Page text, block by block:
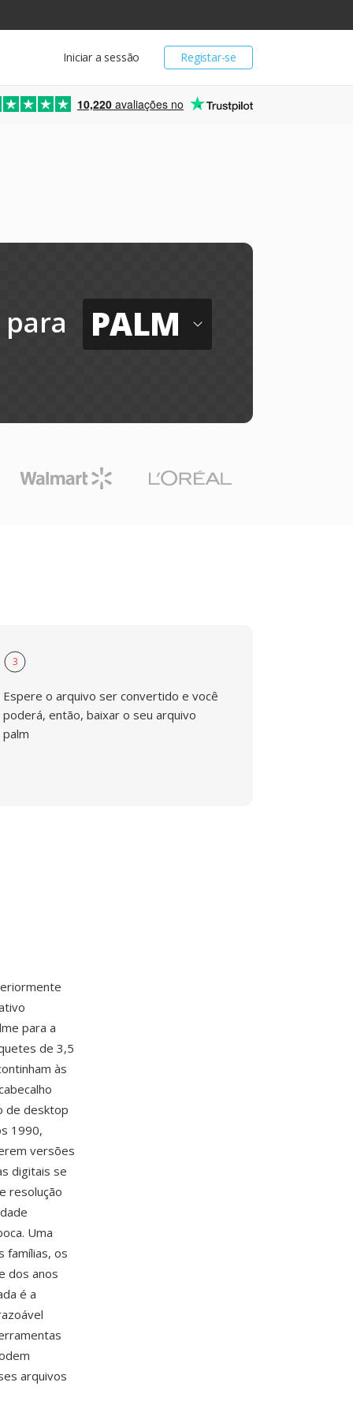
Registar-se
Iniciar a sessão
10,220 avaliações no
para PALM
3
Espere o arquivo ser convertido e você
poderá, então, baixar o seu arquivo
palm
para a
de 3,5
às
de desktop
1990,
versões
digitais se
resolução
Uma
famílias, os
dos anos
é a
arquivos